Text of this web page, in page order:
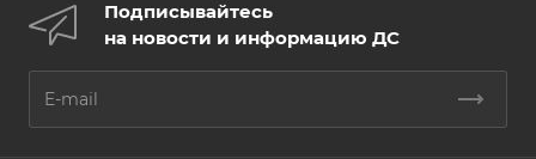
Подписывайтесь
на новости и информацию ДС